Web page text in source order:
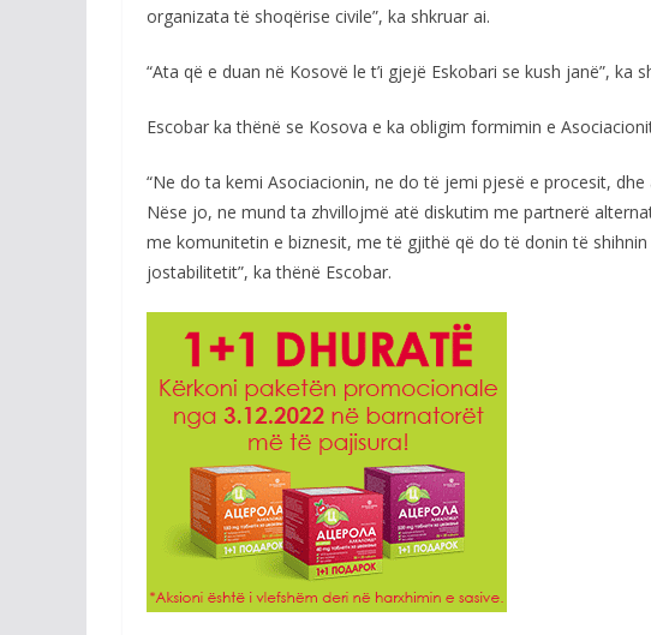
organizata të shoqërise civile”, ka shkruar ai.
“Ata që e duan në Kosovë le t’i gjejë Eskobari se kush janë”, ka
Escobar ka thënë se Kosova e ka obligim formimin e
“Ne do ta kemi Asociacionin, ne do të jemi pjesë e procesit,
Nëse jo, ne mund ta zhvillojmë atë diskutim me partnerë
me komunitetin e biznesit, me të gjithë që do të donin të
jostabilitetit”, ka thënë Escobar.